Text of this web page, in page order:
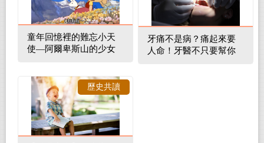
童年回憶裡的難忘小天
使—阿爾卑斯山的少女
牙痛不是病？痛起來要
人命！牙醫不只要幫你
歷史共讀